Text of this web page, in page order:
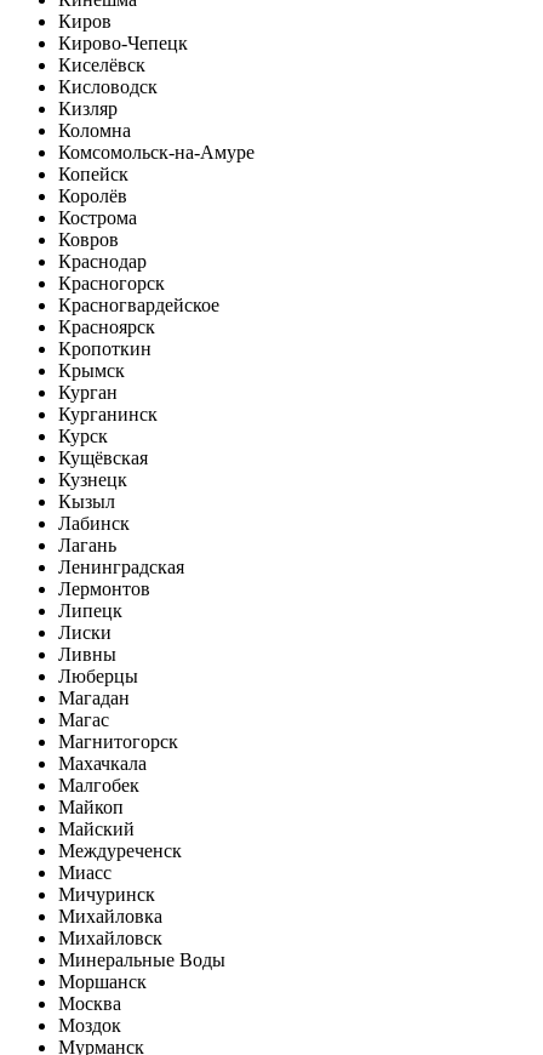
Киров
Кирово-Чепецк
Киселёвск
Кисловодск
Кизляр
Коломна
Комсомольск-на-Амуре
Копейск
Королёв
Кострома
Ковров
Краснодар
Красногорск
Красногвардейское
Красноярск
Кропоткин
Крымск
Курган
Курганинск
Курск
Кущёвская
Кузнецк
Кызыл
Лабинск
Лагань
Ленинградская
Лермонтов
Липецк
Лиски
Ливны
Люберцы
Магадан
Магас
Магнитогорск
Махачкала
Малгобек
Майкоп
Майский
Междуреченск
Миасс
Мичуринск
Михайловка
Михайловск
Минеральные Воды
Моршанск
Москва
Моздок
Мурманск